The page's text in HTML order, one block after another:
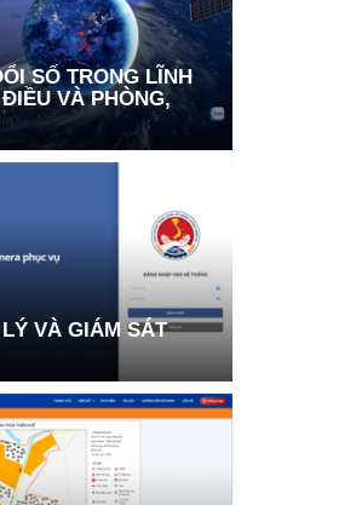
SỐ TRONG LĨNH
VÀ PHÒNG,
VÀ GIÁM SÁT